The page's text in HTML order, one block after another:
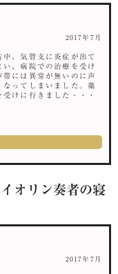
2017年7月
中、気管支に炎症が出て
い、病院での治療を受け
には異常が無いのに声
なってしまいました。藁
けに行きました・・・
オリン奏者の寝
2017年7月